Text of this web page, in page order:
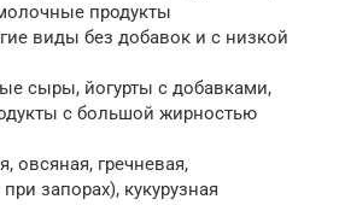
продукты
виды без добавок и с низкой
сыры, йогурты с добавками,
с большой жирностью
овсяная, гречневая,
запорах), кукурузная